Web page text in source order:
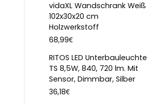
vidaXL Wandschrank Weiß
102x30x20 cm
Holzwerkstoff
68,99€
RITOS LED Unterbauleuchte
TS 8,5W, 840, 720 lm. Mit
Sensor, Dimmbar, Silber
36,18€